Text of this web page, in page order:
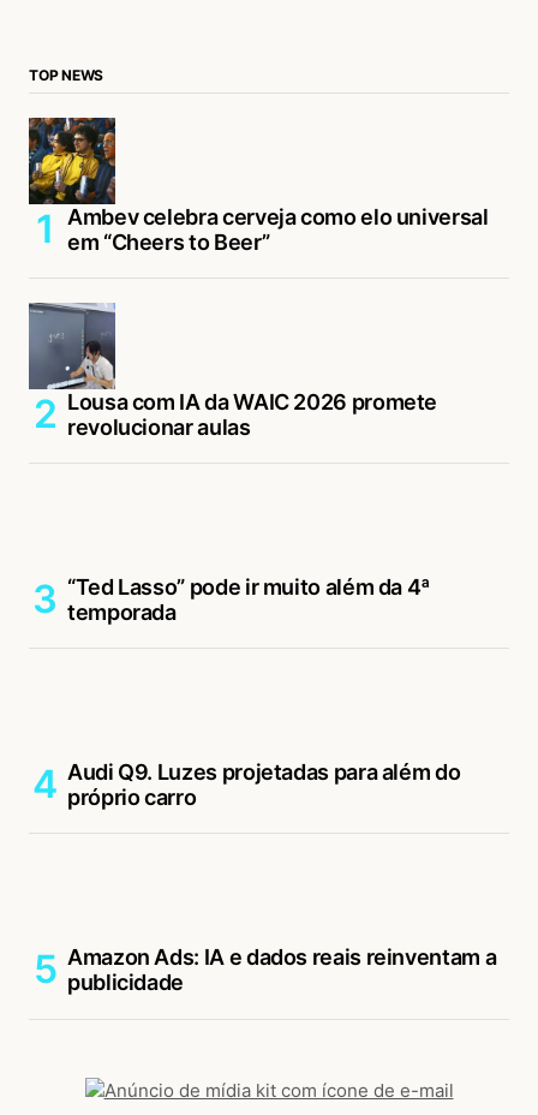
TOP NEWS
Ambev celebra cerveja como elo universal
em “Cheers to Beer”
Lousa com IA da WAIC 2026 promete
revolucionar aulas
“Ted Lasso” pode ir muito além da 4ª
temporada
Audi Q9. Luzes projetadas para além do
próprio carro
Amazon Ads: IA e dados reais reinventam a
publicidade